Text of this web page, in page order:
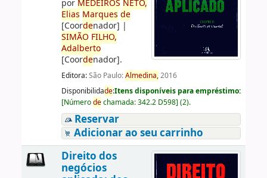
por MEDEIROS NETO,
Elias Marques de
[Coordenador] |
SIMÃO FILHO,
Adalberto
[Coordenador].
Editora:São Paulo:Almedina,2016
Disponibilidade:Itens disponíveis para empréstimo:
[Númerodechamada:342.2 D598] (2).
Reservar
Adicionar ao seu carrinho
Direito dos
negócios